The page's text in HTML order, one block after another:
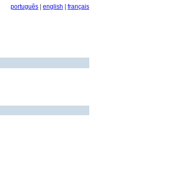
português english français